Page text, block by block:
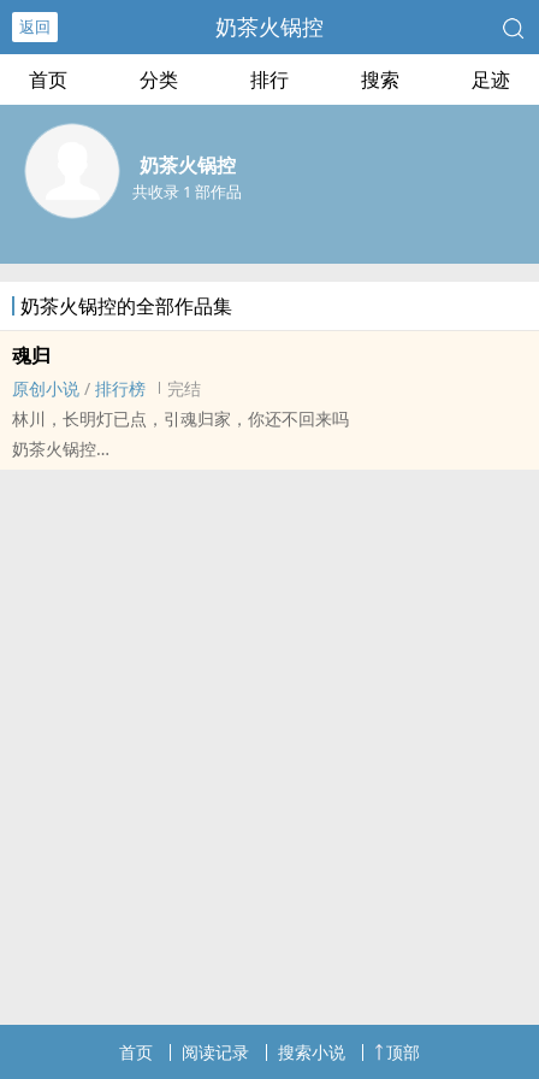
返回 奶茶火锅控
首页 分类 排行 搜索 足迹
奶茶火锅控
共收录 1 部作品
奶茶火锅控的全部作品集
魂归
原创小说 / 排行榜
完结
林川，长明灯已点，引魂归家，你还不回来吗
奶茶火锅控
首页 阅读记录 搜索小说 顶部